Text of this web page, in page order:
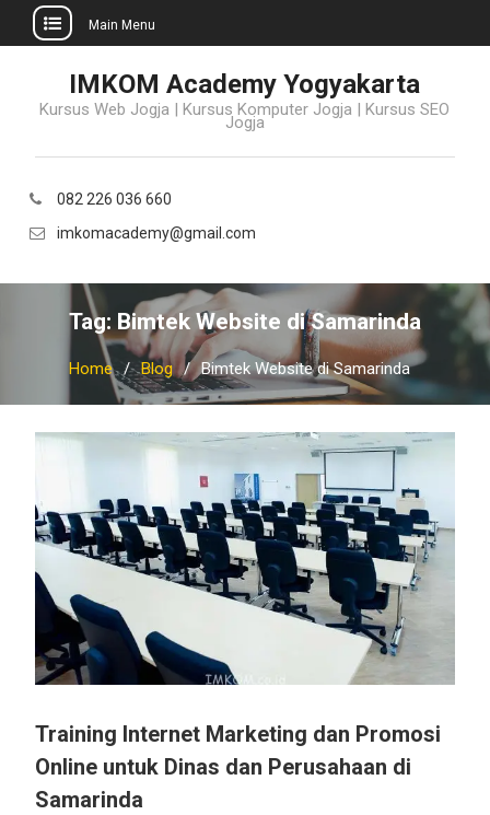
content
Main Menu
IMKOM Academy Yogyakarta
Kursus Web Jogja | Kursus Komputer Jogja | Kursus SEO
Jogja
082 226 036 660
imkomacademy@gmail.com
Tag: Bimtek Website di Samarinda
Home Blog Bimtek Website di Samarinda
Training Internet Marketing dan Promosi
Online untuk Dinas dan Perusahaan di
Samarinda